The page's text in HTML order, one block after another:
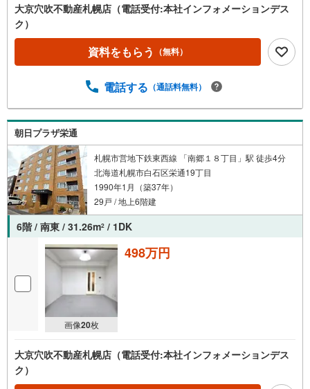
大京穴吹不動産札幌店（電話受付:本社インフォメーションデス
ク）
資料をもらう （無料）
電話する （通話料無料）
朝日プラザ栄通
札幌市営地下鉄東西線 「南郷１８丁目」駅 徒歩4分
北海道札幌市白石区栄通19丁目
1990年1月（築37年）
29戸 / 地上6階建
6階 / 南東 / 31.26m2 / 1DK
画像20枚
498万円
大京穴吹不動産札幌店（電話受付:本社インフォメーションデス
ク）